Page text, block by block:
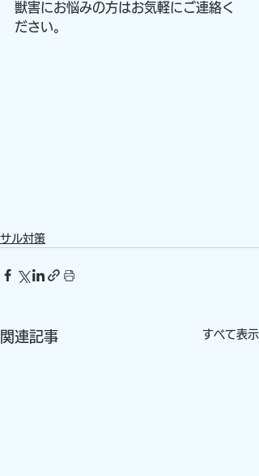
獣害にお悩みの方はお気軽にご連絡く
ださい。
サル対策
関連記事 すべて表示